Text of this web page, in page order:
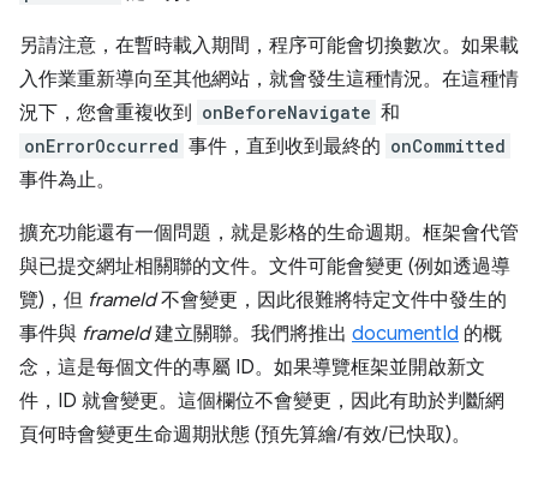
另請注意，在暫時載入期間，程序可能會切換數次。如果載
入作業重新導向至其他網站，就會發生這種情況。在這種情
況下，您會重複收到 onBeforeNavigate 和
onErrorOccurred 事件，直到收到最終的 onCommitted
事件為止。
擴充功能還有一個問題，就是影格的生命週期。框架會代管
與已提交網址相關聯的文件。文件可能會變更 (例如透過導
覽)，但 frameId不會變更，因此很難將特定文件中發生的
事件與 frameId建立關聯。我們將推出 documentId 的概
念，這是每個文件的專屬 ID。如果導覽框架並開啟新文
件，ID 就會變更。這個欄位不會變更，因此有助於判斷網
頁何時會變更生命週期狀態 (預先算繪/有效/已快取)。